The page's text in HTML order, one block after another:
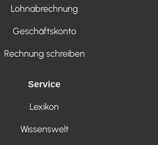
Lohnabrechnung
Geschäftskonto
Rechnung schreiben
Service
Lexikon
Wissenswelt